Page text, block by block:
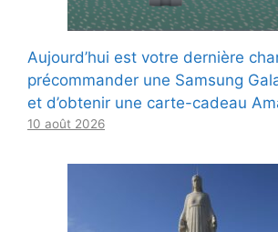
Aujourd’hui est votre dernière
précommander une Samsung
et d’obtenir une carte-cadeau
10 août 2026